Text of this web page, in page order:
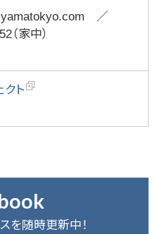
／
（家中）
ト
を随時更新中！